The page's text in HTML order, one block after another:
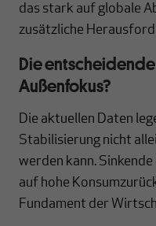
das stark auf globale
zusätzliche
Die
Außenfokus?
Die aktuellen Daten
Stabilisierung nicht
werden kann.
auf hohe
Fundament der